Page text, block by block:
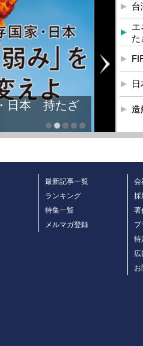
日本 持たざ
台
造
最新記事一覧
ランキング
特集一覧
メルマガ登録
会
採
著
プ
特
広
お